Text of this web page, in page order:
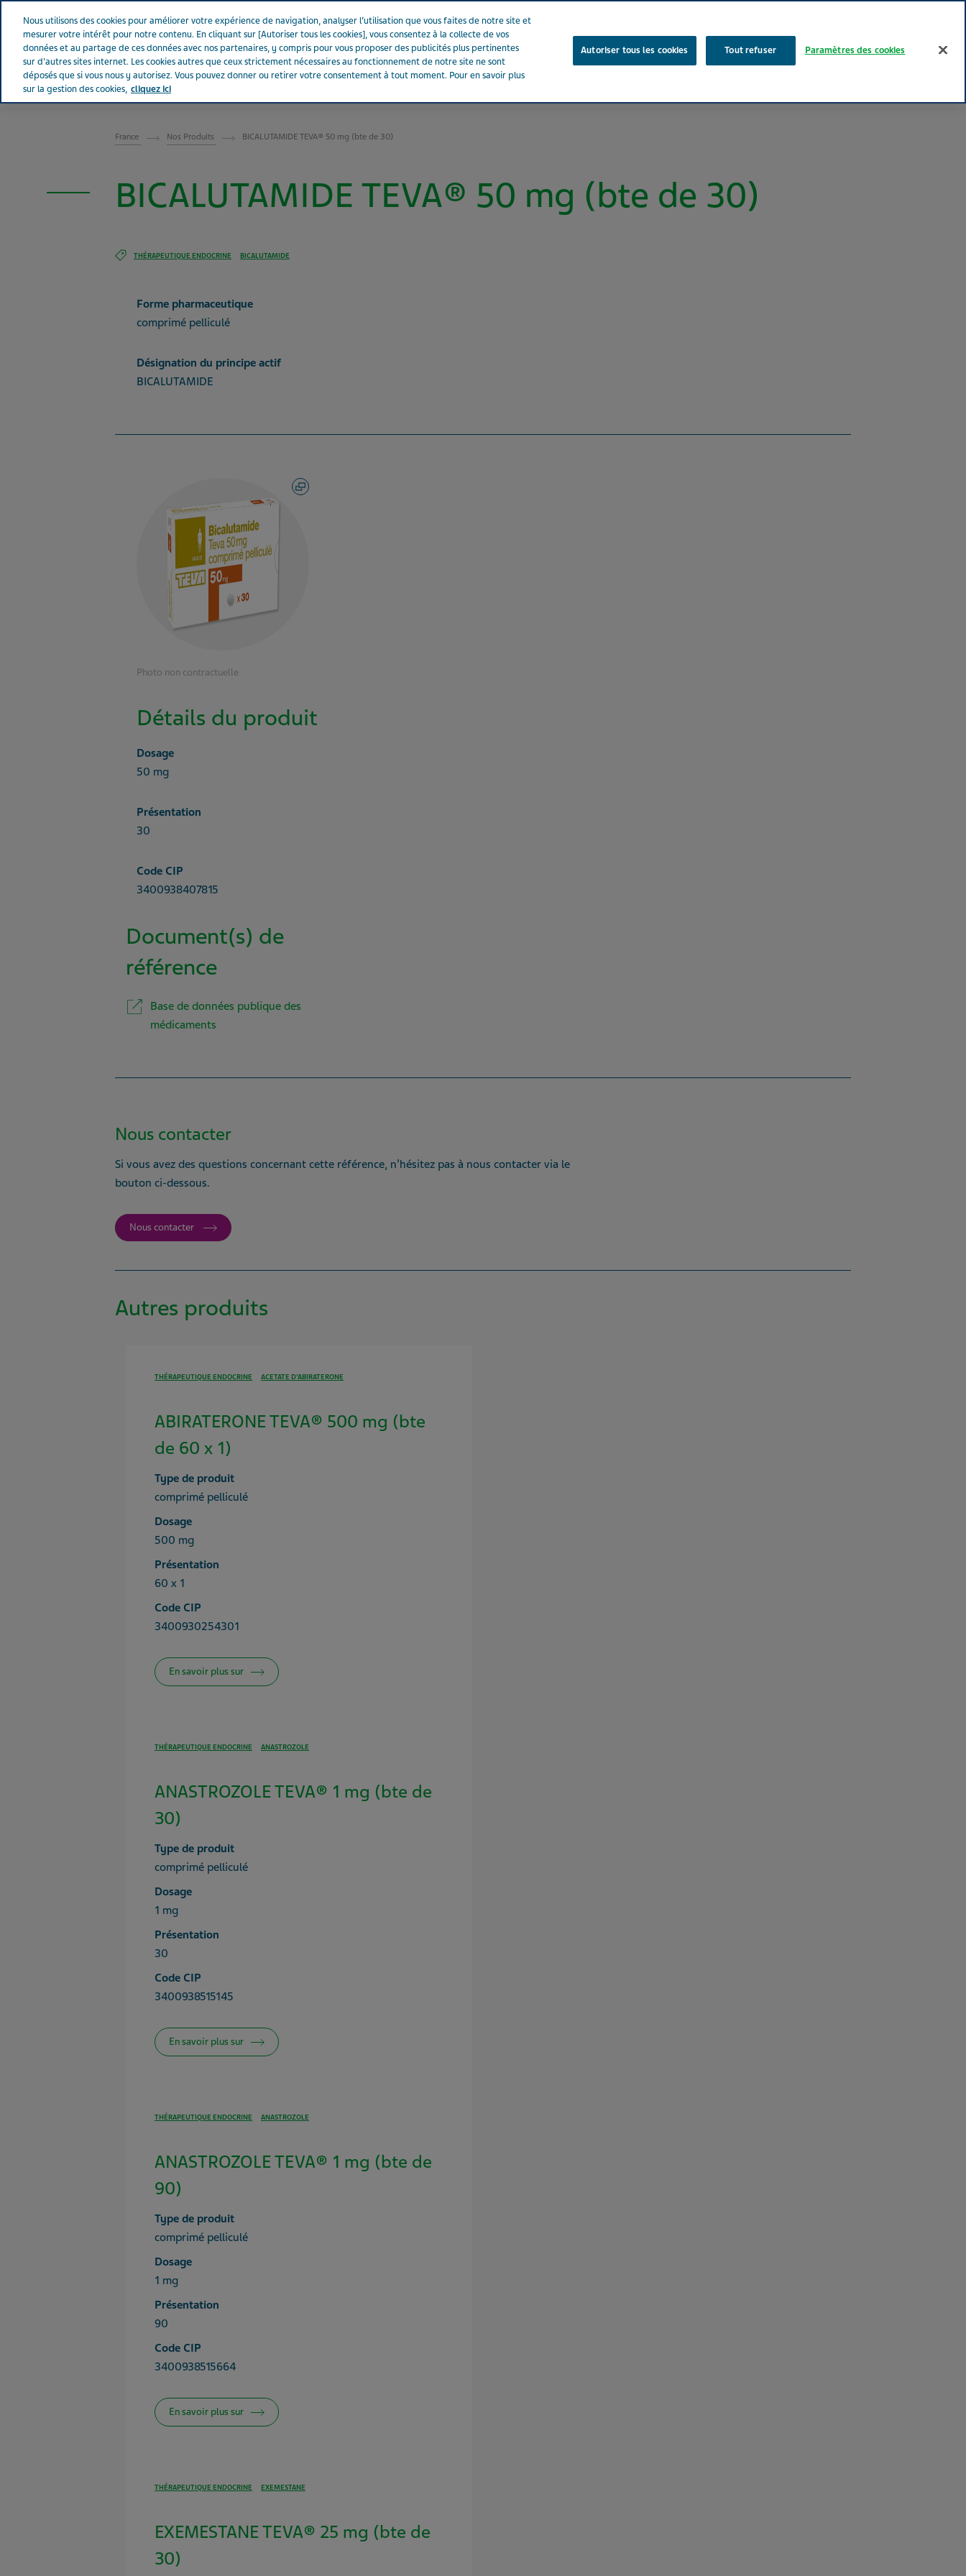
Aller sur Tevapharm
FRANCE
France Nos Produits BICALUTAMIDE TEVA® 50 mg (bte de 30)
BICALUTAMIDE TEVA® 50 mg (bte de 30)
THÉRAPEUTIQUE ENDOCRINE BICALUTAMIDE
Forme pharmaceutique
comprimé pelliculé
Désignation du principe actif
BICALUTAMIDE
Photo non contractuelle
Détails du produit
Dosage
50 mg
Présentation
30
Code CIP
3400938407815
Document(s) de
référence
Base de données publique des
médicaments
Nous contacter
Si vous avez des questions concernant cette référence, n’hésitez pas à nous contacter via le
bouton ci-dessous.
Nous contacter
Autres produits
THÉRAPEUTIQUE ENDOCRINE ACETATE D’ABIRATERONE
ABIRATERONE TEVA® 500 mg (bte
de 60 x 1)
Type de produit
comprimé pelliculé
Dosage
500 mg
Présentation
60 x 1
Code CIP
3400930254301
En savoir plus sur
THÉRAPEUTIQUE ENDOCRINE ANASTROZOLE
ANASTROZOLE TEVA® 1 mg (bte de
30)
Type de produit
comprimé pelliculé
Dosage
1 mg
Présentation
30
Code CIP
3400938515145
En savoir plus sur
THÉRAPEUTIQUE ENDOCRINE ANASTROZOLE
ANASTROZOLE TEVA® 1 mg (bte de
90)
Type de produit
comprimé pelliculé
Dosage
1 mg
Présentation
90
Code CIP
3400938515664
En savoir plus sur
THÉRAPEUTIQUE ENDOCRINE EXEMESTANE
EXEMESTANE TEVA® 25 mg (bte de
30)
Nous utilisons des cookies pour améliorer votre expérience de navigation, analyser l’utilisation que vous faites de notre site et
mesurer votre intérêt pour notre contenu. En cliquant sur [Autoriser tous les cookies], vous consentez à la collecte de vos
données et au partage de ces données avec nos partenaires, y compris pour vous proposer des publicités plus pertinentes
sur d'autres sites internet. Les cookies autres que ceux strictement nécessaires au fonctionnement de notre site ne sont
déposés que si vous nous y autorisez. Vous pouvez donner ou retirer votre consentement à tout moment. Pour en savoir plus
sur la gestion des cookies, cliquez ici
Autoriser tous les cookies Tout refuser Paramètres des cookies